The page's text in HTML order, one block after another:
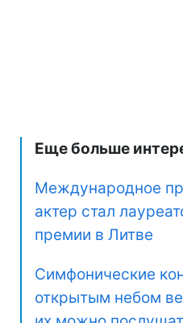
Еще больше
Международное
актер стал
премии в Литве
Симфонические
открытым небом